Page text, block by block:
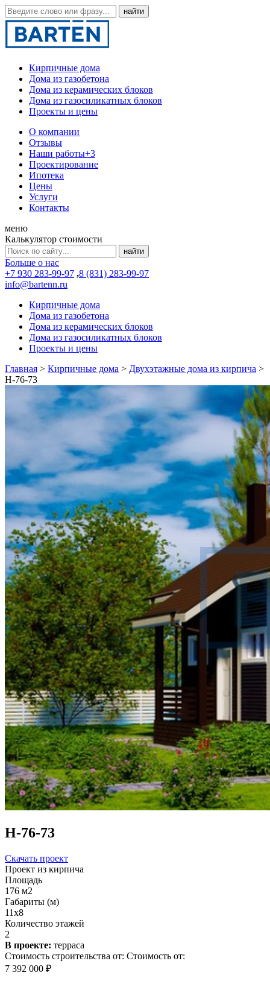
Кирпичные дома
Дома из газобетона
Дома из керамических блоков
Дома из газосиликатных блоков
Проекты и цены
О компании
Отзывы
Наши работы+3
Проектирование
Ипотека
Цены
Услуги
Контакты
меню
Калькулятор стоимости
Больше о нас
+7 930 283-99-97 ,8 (831) 283-99-97
info@bartenn.ru
Кирпичные дома
Дома из газобетона
Дома из керамических блоков
Дома из газосиликатных блоков
Проекты и цены
Главная > Кирпичные дома > Двухэтажные дома из кирпича >
Н-76-73
Н-76-73
Скачать проект
Проект из кирпича
Площадь
176 м2
Габариты (м)
11x8
Количество этажей
2
В проекте: терраса
Стоимость строительства от: Стоимость от:
7 392 000 ₽